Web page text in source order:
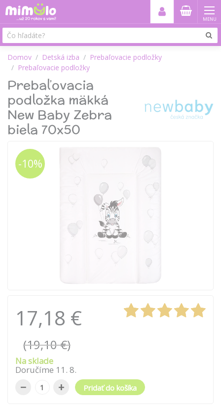
MENU
Domov Detská izba
Prebaľovacie podložky
Prebaľovacie podložky
Prebaľovacia
podložka mäkká
New Baby Zebra
biela 70x50
-10%
17,18 €
(19,10 €)
Na sklade
Doručíme 11 . 8.
− + Pridať do košíka